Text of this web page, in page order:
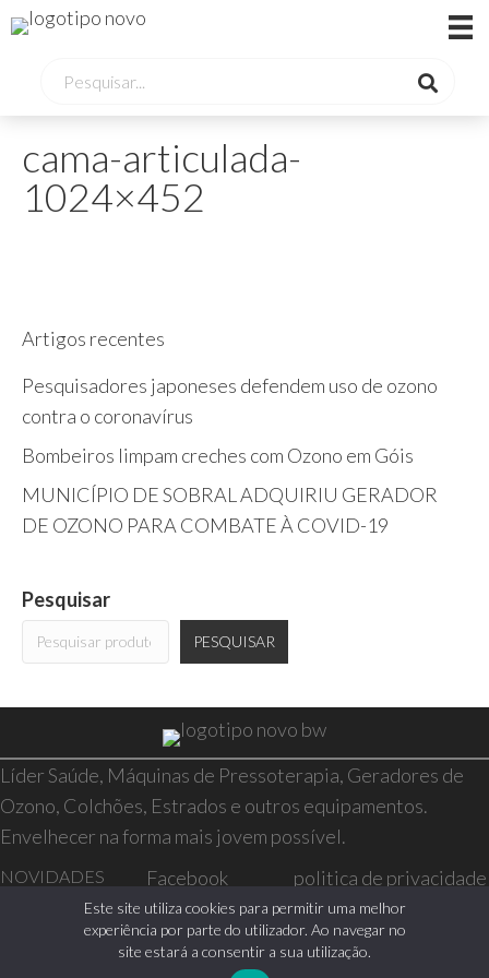
cama-articulada-
1024×452
Artigos recentes
Pesquisadores japoneses defendem uso de ozono
contra o coronavírus
Bombeiros limpam creches com Ozono em Góis
MUNICÍPIO DE SOBRAL ADQUIRIU GERADOR
DE OZONO PARA COMBATE À COVID-19
Pesquisar
PESQUISAR
Líder Saúde, Máquinas de Pressoterapia, Geradores de
Ozono, Colchões, Estrados e outros equipamentos.
Envelhecer na forma mais jovem possível.
NOVIDADES
SAÚDE E BEM-
Facebook
Instagram
politica de privacidade
resolução de conflitos
livro de reclamações
Este site utiliza cookies para permitir uma melhor
experiência por parte do utilizador. Ao navegar no
site estará a consentir a sua utilização.